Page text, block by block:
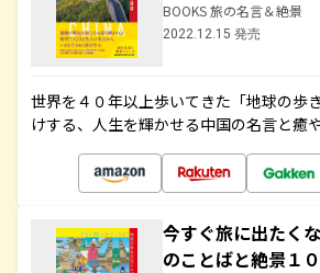
BOOKS 旅の名言＆絶景
2022.12.15 発売
世界を４０年以上歩いてきた「地球の歩
けする、人生を輝かせる中国の名言と癒
今すぐ旅に出たく
のことばと絶景１